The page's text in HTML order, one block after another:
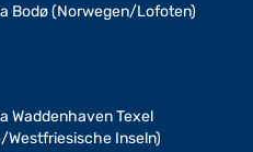
Bodø (Norwegen/Lofoten)
Waddenhaven Texel
Westfriesische Inseln)